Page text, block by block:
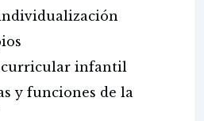
curricular infantil
y funciones de la